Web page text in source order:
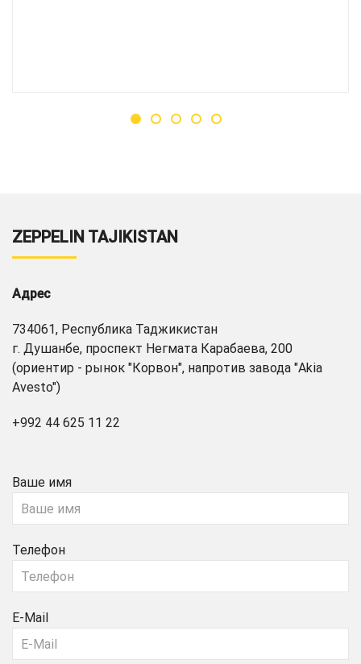
ZEPPELIN TAJIKISTAN
Адрес
734061, Республика Таджикистан
г. Душанбе, проспект Негмата Карабаева, 200
(ориентир - рынок "Корвон", напротив завода "Akia
Avesto")
+992 44 625 11 22
Ваше имя
Телефон
E-Mail